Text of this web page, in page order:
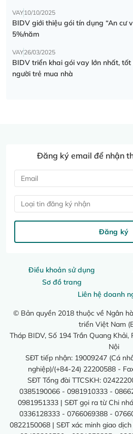
VAY10/10/2025
BIDV giới thiệu gói tín dụng “An cư
5%/năm
VAY26/03/2025
BIDV triển khai gói vay lớn nhất,
người trẻ mua nhà
Điều khoản sử dụng
Sơ đồ trang
Liên hệ doanh
© Bản quyền 2018 thuộc về Ngân
triển Việt Nam
Tháp BIDV, Số 194 Trần Quang
Nội
SĐT tiếp nhận: 19009247 (Cá
nghiệp)/(+84-24) 22200588 -
SĐT Tổng đài TTCSKH:
0385190066 - 0981910333 -
0981951333 | SĐT gọi ra từ Chi
0336128333 - 0766069388 -
0822150068 | SĐT xác minh giao
Đăng ký email để nhận
Loại tin đăng ký nhận
Đăng ký